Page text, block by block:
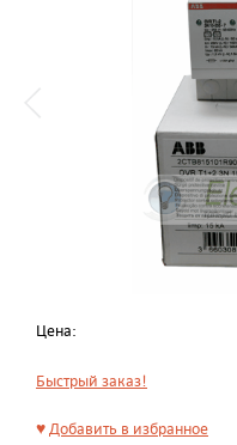
Цена:
Быстрый заказ!
♥Добавить в избранное